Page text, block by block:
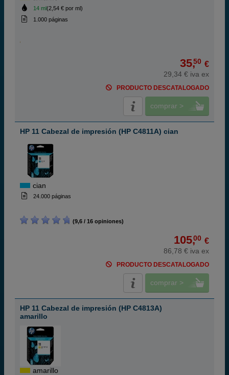
14 ml(2,54 € por ml)
1.000 páginas
35,50 €
29,34 € iva ex
PRODUCTO DESCATALOGADO
comprar >
HP 11 Cabezal de impresión (HP C4811A) cian
cian
24.000 páginas
(9,6 / 16 opiniones)
105,00 €
86,78 € iva ex
PRODUCTO DESCATALOGADO
comprar >
HP 11 Cabezal de impresión (HP C4813A)
amarillo
amarillo